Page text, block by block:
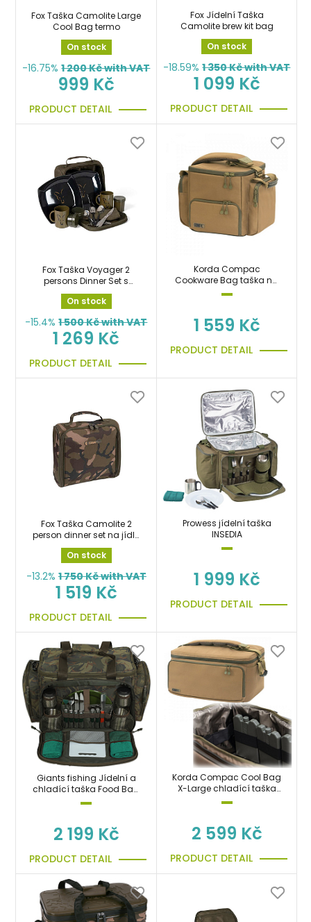
Fox Taška Camolite Large
Cool Bag termo
On stock
-16.75% 1 200Kč with VAT
999 Kč
PRODUCT DETAIL
Fox Jídelní Taška
Camolite brew kit bag
On stock
-18.59% 1 350Kč with VAT
1 099 Kč
PRODUCT DETAIL
Fox Taška Voyager 2
persons Dinner Set s
jídelní soupravou
On stock
-15.4% 1 500Kč with VAT
1 269 Kč
PRODUCT DETAIL
Korda Compac
Cookware Bag taška na
jídelní potřeby
1 559 Kč
PRODUCT DETAIL
Fox Taška Camolite 2
person dinner set na jídlo
se servisem pro 2 osoby
On stock
-13.2% 1 750Kč with VAT
1 519 Kč
PRODUCT DETAIL
Prowess jídelní taška
INSEDIA
1 999 Kč
PRODUCT DETAIL
Giants fishing Jídelní a
chladící taška Food Bag
Carryall
2 199 Kč
PRODUCT DETAIL
Korda Compac Cool Bag
X-Large chladící taška
thermo
2 599 Kč
PRODUCT DETAIL